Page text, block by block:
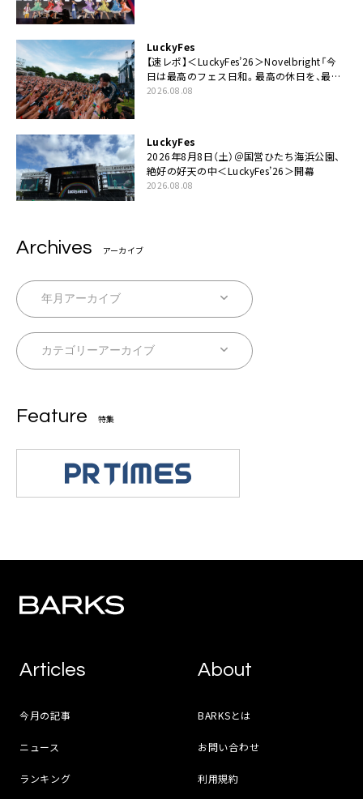
LuckyFes
【速レポ】＜LuckyFes’26＞Novelbright「今
日は最高のフェス日和。最高の休日を、最高
の夏休みを作っていきたい」
2026.08.08
LuckyFes
2026年8月8日（土）＠国営ひたち海浜公園、
絶好の好天の中＜LuckyFes’26＞開幕
2026.08.08
Archives アーカイブ
Feature 特集
Articles
今月の記事
ニュース
ランキング
About
BARKSとは
お問い合わせ
利用規約